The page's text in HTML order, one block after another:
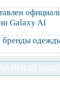
Galaxy AI